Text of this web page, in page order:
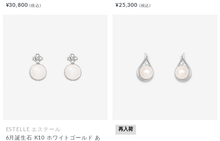
¥30,800(税込)
¥25,300 (税込)
ESTELLE エステール
6月誕生石 K10 ホワイトゴールド あ
再入荷